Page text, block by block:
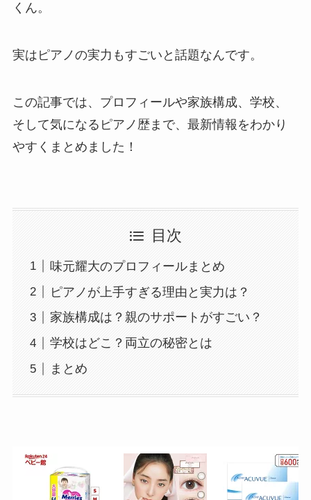
くん。
実はピアノの実力もすごいと話題なんです。
この記事では、プロフィールや家族構成、学校、
そして気になるピアノ歴まで、最新情報をわかり
やすくまとめました！
目次
味元耀大のプロフィールまとめ
ピアノが上手すぎる理由と実力は？
家族構成は？親のサポートがすごい？
学校はどこ？両立の秘密とは
まとめ